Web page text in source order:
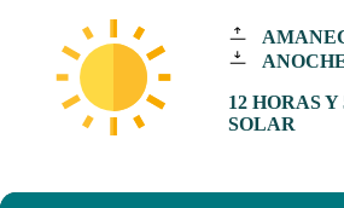
12 HORAS
SOLAR